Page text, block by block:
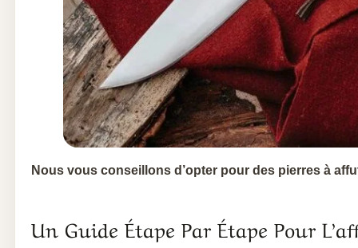
Nous vous conseillons d’opter pour des pierres à
Un Guide Étape Par Étape Pour